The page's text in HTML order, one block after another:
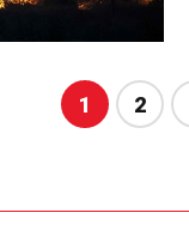
1 2